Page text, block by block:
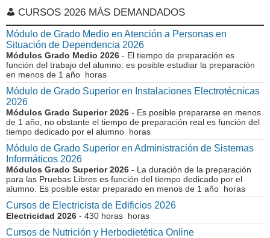
CURSOS 2026 MÁS DEMANDADOS
Módulo de Grado Medio en Atención a Personas en
Situación de Dependencia 2026
Módulos Grado Medio 2026 - El tiempo de preparación es
función del trabajo del alumno: es posible estudiar la preparación
en menos de 1 año horas
Módulo de Grado Superior en Instalaciones Electrotécnicas
2026
Módulos Grado Superior 2026 - Es posible prepararse en menos
de 1 año, no obstante el tiempo de preparación real es función del
tiempo dedicado por el alumno horas
Módulo de Grado Superior en Administración de Sistemas
Informáticos 2026
Módulos Grado Superior 2026 - La duración de la preparación
para las Pruebas Libres es función del tiempo dedicado por el
alumno. Es posible estar preparado en menos de 1 año horas
Cursos de Electricista de Edificios 2026
Electricidad 2026 - 430 horas horas
Cursos de Nutrición y Herbodietética Online